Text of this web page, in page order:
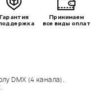
DMX (4 канала).
Гарантия
Принимаем
все виды оплат